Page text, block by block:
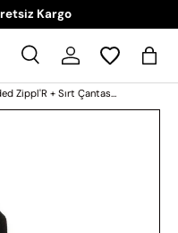
Kargo
Ara Giriş Yap
Eastpak Padded Zippl'R + Sırt Çantası Tarp Young